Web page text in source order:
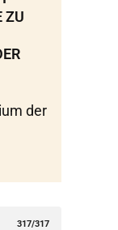
ZU
der
317/317